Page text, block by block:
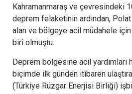
Kahramanmaraş ve çevresindeki
deprem felaketinin ardından, Polat
alan ve bölgeye acil müdahele
biri olmuştu.
Deprem bölgesine acil yardımları
biçimde ilk günden itibaren
(Türkiye Rüzgar Enerjisi Birliği)